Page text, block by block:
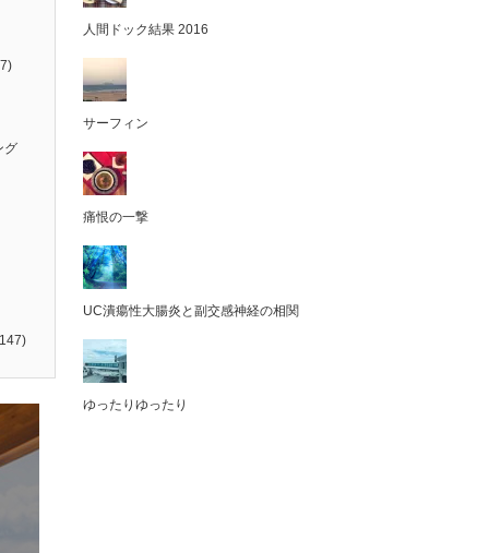
グ
人間ドック結果 2016
サーフィン
痛恨の一撃
UC潰瘍性大腸炎と副交感神経の相関
ゆったりゆったり